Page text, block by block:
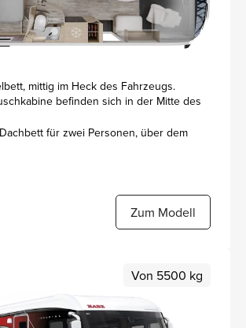
mittig im Heck des Fahrzeugs.
befinden sich in der Mitte des
für zwei Personen, über dem
Zum Modell
Von 5500 kg